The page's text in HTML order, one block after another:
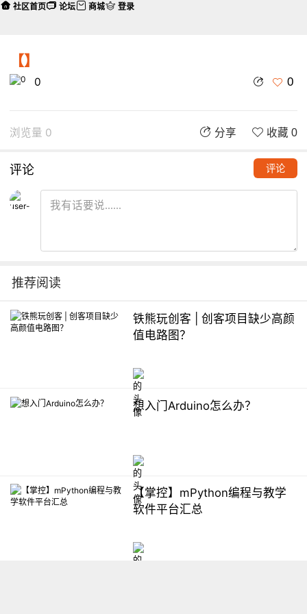
【】
0 0
浏览量 0 分享 收藏 0
评论 评论
推荐阅读
铁熊玩创客 | 创客项目缺少高颜
值电路图？
想入门Arduino怎么办？
【掌控】mPython编程与教学
软件平台汇总
社区首页 论坛 商城 登录